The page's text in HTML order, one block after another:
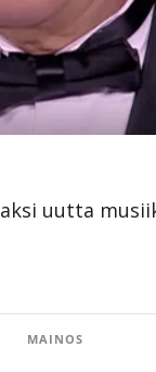
uutta
MAINOS